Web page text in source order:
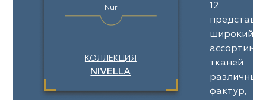
Nur
КОЛЛЕКЦИЯ
NIVELLA
12
широкий
тканей
различных
фактур,